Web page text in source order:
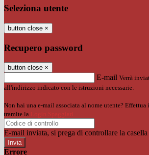
Seleziona utente
button close ×
Recupero password
button close ×
E-mail Verrà
all'indirizzo indicato con le istruzioni necessarie.
Non hai una e-mail associata al nome utente? Effettua
tramite la Login Spaggiari
E-mail inviata, si prega di controllare la
Errore